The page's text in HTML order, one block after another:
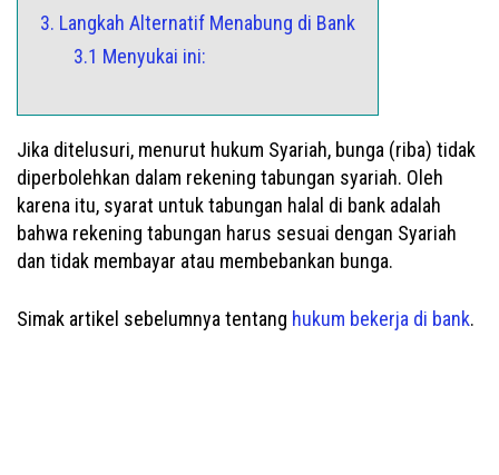
3. Langkah Alternatif Menabung di Bank
3.1 Menyukai ini:
Jika ditelusuri, menurut hukum Syariah, bunga (riba) tidak
diperbolehkan dalam rekening tabungan syariah. Oleh
karena itu, syarat untuk tabungan halal di bank adalah
bahwa rekening tabungan harus sesuai dengan Syariah
dan tidak membayar atau membebankan bunga.
Simak artikel sebelumnya tentang hukum bekerja di bank.